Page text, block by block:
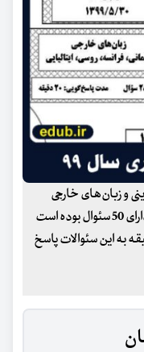
و زبان‌های خارجی
دارای 50 سئوال بوده است
می بایست در مدت 37 دقیقه به این سئوالات پاسخ